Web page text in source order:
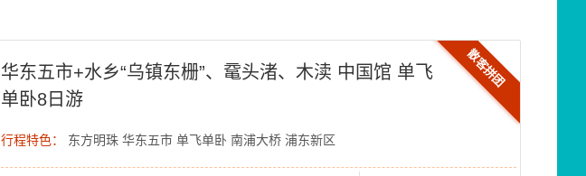
散客拼团
华东五市+水乡“乌镇东栅”、鼋头渚、木渎 中国馆 单飞
单卧8日游
行程特色： 东方明珠 华东五市 单飞单卧 南浦大桥 浦东新区